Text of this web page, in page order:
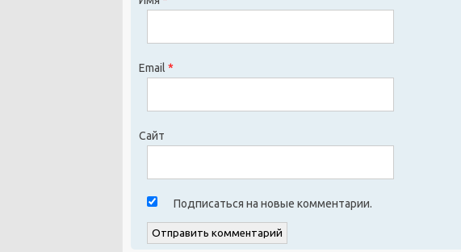
Email*
Сайт
Подписаться на новые комментарии.